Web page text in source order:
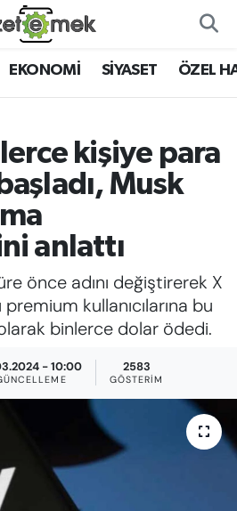
EKONOMİ SİYASET ÖZEL
kişiye para
Musk
anlattı
önce adını değiştirerek X
premium kullanıcılarına bu
binlerce dolar ödedi.
- 10:00 2583
GÖSTERIM
Vakitleri
ve Fikstür